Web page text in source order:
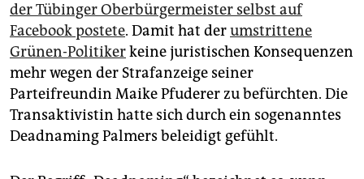
genossenschaft
epaper login
der Tübinger Oberbürgermeister selbst auf
Facebook postete. Damit hat derumstrittene
Grünen-Politikerkeine juristischen Konsequenzen
mehr wegen der Strafanzeige seiner
Parteifreundin Maike Pfuderer zu befürchten. Die
Transaktivistin hatte sich durch ein sogenanntes
Deadnaming Palmers beleidigt gefühlt.